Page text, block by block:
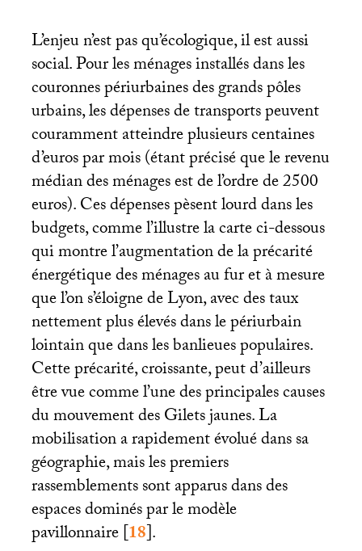
L’enjeu n’est pas qu’écologique, il est aussi
social. Pour les ménages installés dans les
couronnes périurbaines des grands pôles
urbains, les dépenses de transports peuvent
couramment atteindre plusieurs centaines
d’euros par mois (étant précisé que le revenu
médian des ménages est de l’ordre de 2500
euros). Ces dépenses pèsent lourd dans les
budgets, comme l’illustre la carte ci-dessous
qui montre l’augmentation de la précarité
énergétique des ménages au fur et à mesure
que l’on s’éloigne de Lyon, avec des taux
nettement plus élevés dans le périurbain
lointain que dans les banlieues populaires.
Cette précarité, croissante, peut d’ailleurs
être vue comme l’une des principales causes
du mouvement des Gilets jaunes. La
mobilisation a rapidement évolué dans sa
géographie, mais les premiers
rassemblements sont apparus dans des
espaces dominés par le modèle
pavillonnaire[18].